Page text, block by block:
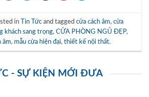
in Tin Tứcand tagged cửa cách âm, cửa
khách sang trọng, CỬA PHÒNG NGỦ ĐẸP,
âm, mẫu cửa hiện đại, thiết kế nội thất.
- SỰ KIỆN MỚI ĐƯA